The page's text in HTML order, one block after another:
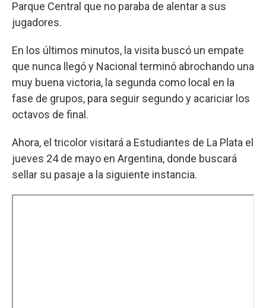
Parque Central que no paraba de alentar a sus
jugadores.
En los últimos minutos, la visita buscó un empate
que nunca llegó y Nacional terminó abrochando una
muy buena victoria, la segunda como local en la
fase de grupos, para seguir segundo y acariciar los
octavos de final.
Ahora, el tricolor visitará a Estudiantes de La Plata el
jueves 24 de mayo en Argentina, donde buscará
sellar su pasaje a la siguiente instancia.